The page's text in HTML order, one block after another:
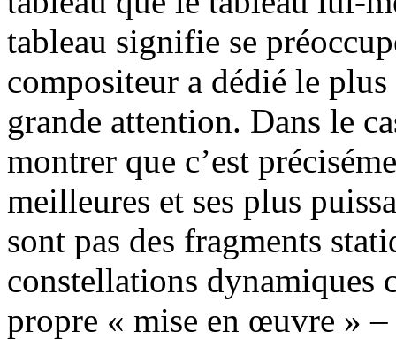
tableau signifie se
compositeur a dédié le
grande attention. Dans le
montrer que c’est
meilleures et ses plus
sont pas des fragments
constellations dynamiques
propre « mise en œuvre »